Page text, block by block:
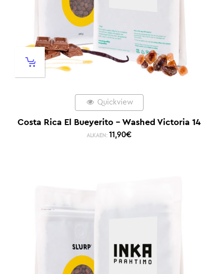
Quickview
Costa Rica El Bueyerito – Washed Victoria 14
ALKAEN: 11,90€